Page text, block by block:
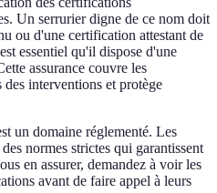
Un serrurier digne de ce nom doit
ou d'une certification attestant de
essentiel qu'il dispose d'une
assurance couvre les
des interventions et protège
un domaine réglementé. Les
normes strictes qui garantissent
en assurer, demandez à voir les
avant de faire appel à leurs